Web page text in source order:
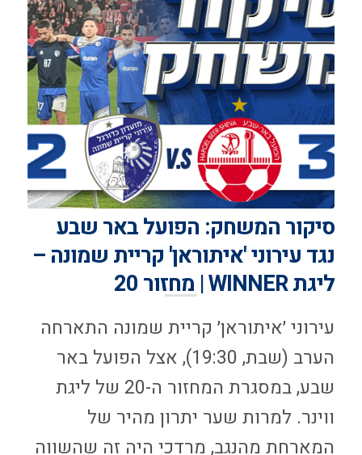
סיקור המשחק: הפועל באר שבע
נגד עירוני 'איתוראן' קריית שמונה –
ליגת WINNER | מחזור 20
עירוני ׳איתוראן׳ קריית שמונה התארחה
הערב (שבת, 19:30), אצל הפועל באר
שבע, במסגרת המחזור ה-20 של ליגת
ווינר. למרות שער יתרון מהיר של
המארחת מהנגב, מרדכי היה זה שהשווה